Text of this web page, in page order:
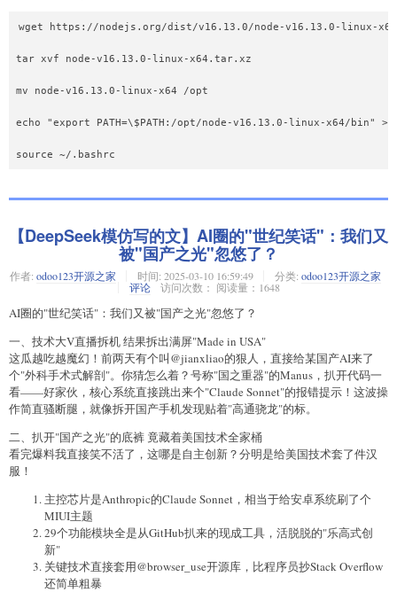
wget https://nodejs.org/dist/v16.13.0/node-v16.13.0-linux-
tar xvf node-v16.13.0-linux-x64.tar.xz
mv node-v16.13.0-linux-x64 /opt
echo "export PATH=\$PATH:/opt/node-v16.13.0-linux-x64/bin"
【DeepSeek模仿写的文】AI圈的"世纪笑话"：我们又
被"国产之光"忽悠了？
作者: odoo123开源之家 时间: 2025-03-10 16:59:49 分类: odoo123开源之家
评论
访问次数： 阅读量：1648
AI圈的"世纪笑话"：我们又被"国产之光"忽悠了？
一、技术大V直播拆机 结果拆出满屏"Made in USA"
这瓜越吃越魔幻！前两天有个叫@jianxliao的狠人，直接给某国产AI来了
个"外科手术式解剖"。你猜怎么着？号称"国之重器"的Manus，扒开代码一
看——好家伙，核心系统直接跳出来个"Claude Sonnet"的报错提示！这波操
作简直骚断腿，就像拆开国产手机发现贴着"高通骁龙"的标。
二、扒开"国产之光"的底裤 竟藏着美国技术全家桶
看完爆料我直接笑不活了，这哪是自主创新？分明是给美国技术套了件汉
服！
主控芯片是Anthropic的Claude Sonnet，相当于给安卓系统刷了个
MIUI主题
29个功能模块全是从GitHub扒来的现成工具，活脱脱的"乐高式创
新"
关键技术直接套用@browser_use开源库，比程序员抄Stack Overflow
还简单粗暴